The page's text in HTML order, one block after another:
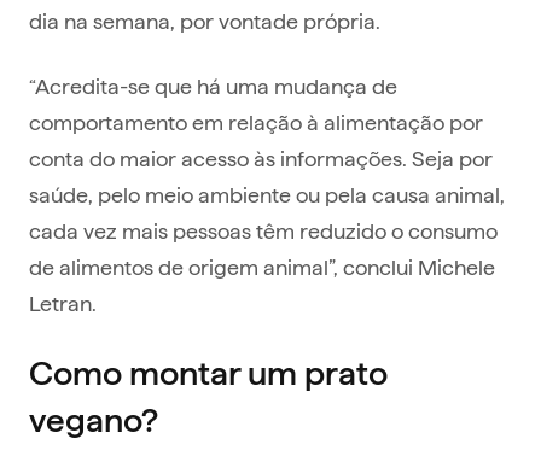
dia na semana, por vontade própria.
“Acredita-se que há uma mudança de
comportamento em relação à alimentação por
conta do maior acesso às informações. Seja por
saúde, pelo meio ambiente ou pela causa animal,
cada vez mais pessoas têm reduzido o consumo
de alimentos de origem animal”, conclui Michele
Letran.
Como montar um prato
vegano?